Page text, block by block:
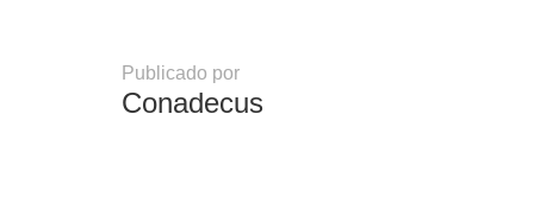
Publicado por
Conadecus